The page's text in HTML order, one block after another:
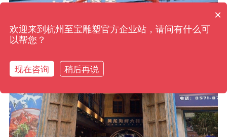
现在有优惠活动吗
×
欢迎来到杭州至宝雕塑官方企业站，请问有什么可
以帮您？
现在咨询 稍后再说